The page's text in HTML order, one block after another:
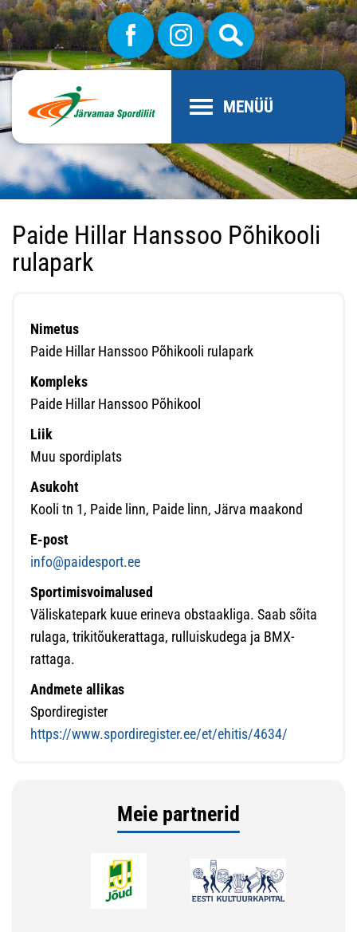
MENÜÜ
Paide Hillar Hanssoo Põhikooli
rulapark
Nimetus
Paide Hillar Hanssoo Põhikooli rulapark
Kompleks
Paide Hillar Hanssoo Põhikool
Liik
Muu spordiplats
Asukoht
Kooli tn 1, Paide linn, Paide linn, Järva maakond
E-post
info@paidesport.ee
Sportimisvoimalused
Väliskatepark kuue erineva obstaakliga. Saab sõita
rulaga, trikitõukerattaga, rulluiskudega ja BMX-
rattaga.
Andmete allikas
Spordiregister
https://www.spordiregister.ee/et/ehitis/4634/
Meie partnerid